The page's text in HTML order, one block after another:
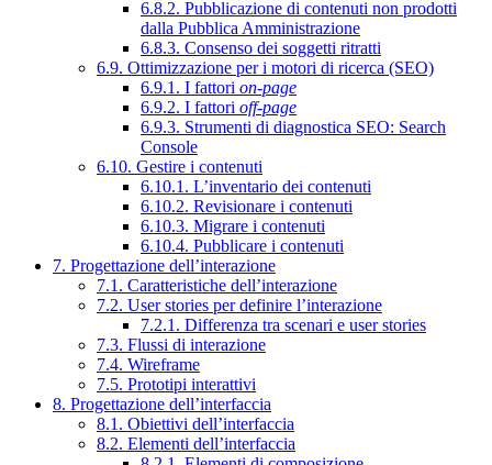
6.8.2. Pubblicazione di contenuti non prodotti
dalla Pubblica Amministrazione
6.8.3. Consenso dei soggetti ritratti
6.9. Ottimizzazione per i motori di ricerca (SEO)
6.9.1. I fattori on-page
6.9.2. I fattori off-page
6.9.3. Strumenti di diagnostica SEO: Search
Console
6.10. Gestire i contenuti
6.10.1. L’inventario dei contenuti
6.10.2. Revisionare i contenuti
6.10.3. Migrare i contenuti
6.10.4. Pubblicare i contenuti
7. Progettazione dell’interazione
7.1. Caratteristiche dell’interazione
7.2. User stories per definire l’interazione
7.2.1. Differenza tra scenari e user stories
7.3. Flussi di interazione
7.4. Wireframe
7.5. Prototipi interattivi
8. Progettazione dell’interfaccia
8.1. Obiettivi dell’interfaccia
8.2. Elementi dell’interfaccia